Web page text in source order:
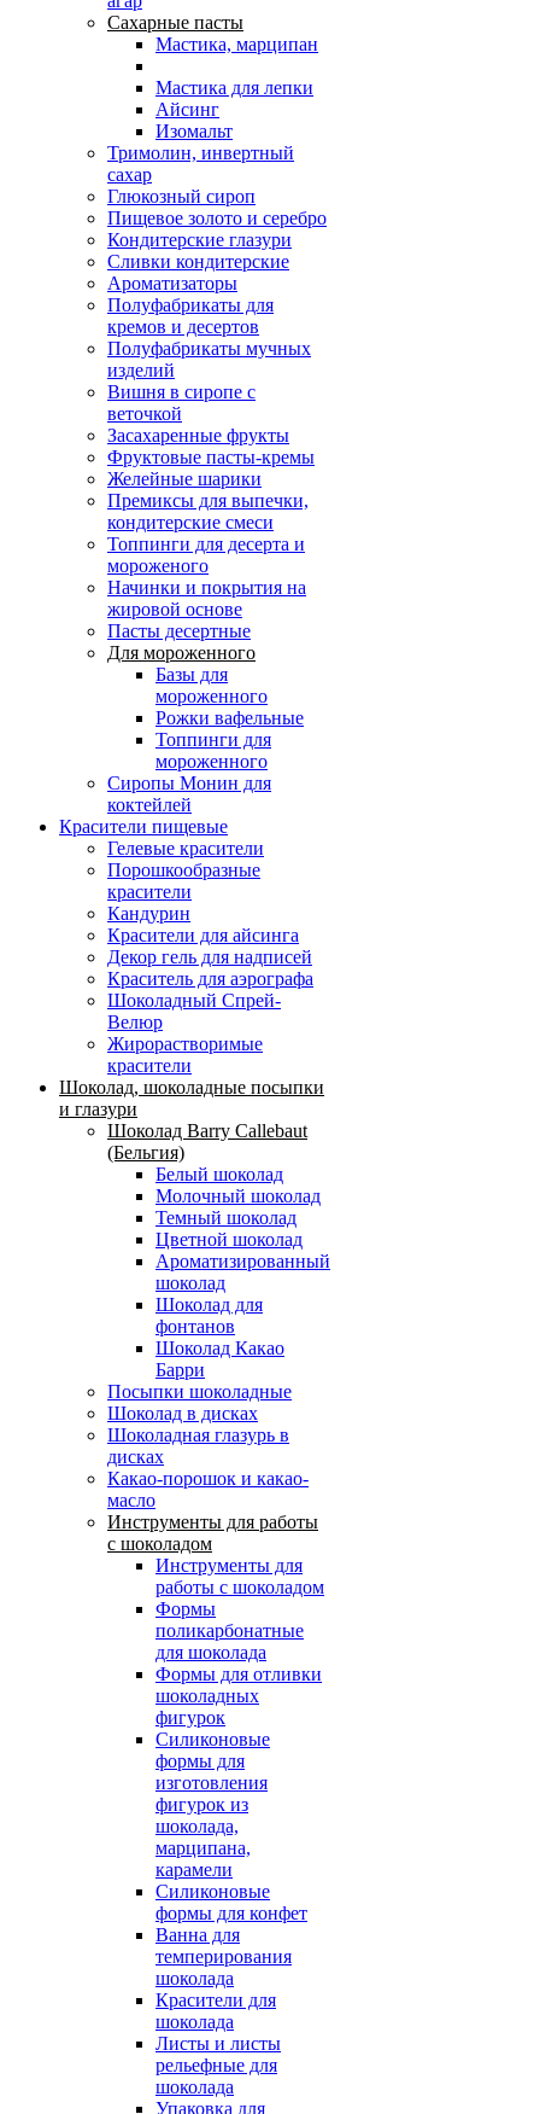
Сахарные пасты
Мастика, марципан
Мастика для лепки
Айсинг
Изомальт
Тримолин, инвертный
сахар
Глюкозный сироп
Пищевое золото и серебро
Кондитерские глазури
Сливки кондитерские
Ароматизаторы
Полуфабрикаты для
кремов и десертов
Полуфабрикаты мучных
изделий
Вишня в сиропе с
веточкой
Засахаренные фрукты
Фруктовые пасты-кремы
Желейные шарики
Премиксы для выпечки,
кондитерские смеси
Топпинги для десерта и
мороженого
Начинки и покрытия на
жировой основе
Пасты десертные
Для мороженного
Базы для
мороженного
Рожки вафельные
Топпинги для
мороженного
Сиропы Монин для
коктейлей
Красители пищевые
Гелевые красители
Порошкообразные
красители
Кандурин
Красители для айсинга
Декор гель для надписей
Краситель для аэрографа
Шоколадный Спрей-
Велюр
Жирорастворимые
красители
Шоколад, шоколадные посыпки
и глазури
Шоколад Barry Callebaut
(Бельгия)
Белый шоколад
Молочный шоколад
Темный шоколад
Цветной шоколад
Ароматизированный
шоколад
Шоколад для
фонтанов
Шоколад Какао
Барри
Посыпки шоколадные
Шоколад в дисках
Шоколадная глазурь в
дисках
Какао-порошок и какао-
масло
Инструменты для работы
с шоколадом
Инструменты для
работы с шоколадом
Формы
поликарбонатные
для шоколада
Формы для отливки
шоколадных
фигурок
Силиконовые
формы для
изготовления
фигурок из
шоколада,
марципана,
карамели
Силиконовые
формы для конфет
Ванна для
темперирования
шоколада
Красители для
шоколада
Листы и листы
рельефные для
шоколада
Упаковка для